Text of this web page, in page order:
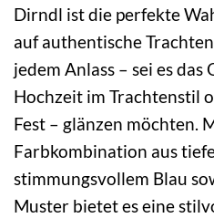
Dirndl ist die perfekte
auf authentische
jedem Anlass – sei es
Hochzeit im Trachtenstil
Fest – glänzen möchten.
Farbkombination aus
stimmungsvollem Blau
Muster bietet es eine